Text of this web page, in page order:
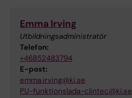
Emma Irving
Utbildningsadministratör
Telefon:
+46852483794
E-post:
emma.irving@ki.se
PU-funktionslada-clintec@ki.se